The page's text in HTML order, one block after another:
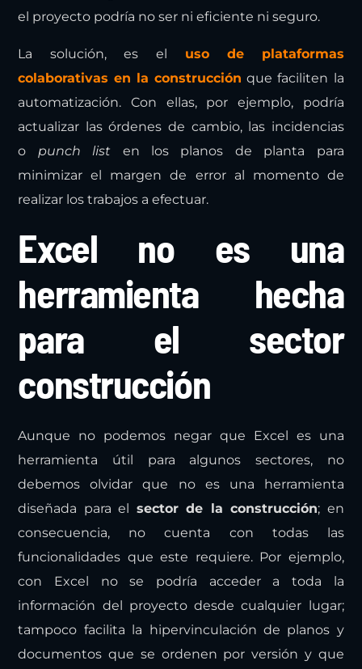
el proyecto podría no ser ni eficiente ni seguro.
La solución, es el uso de
plataformas
colaborativas en la construcción que faciliten la
automatización. Con ellas, por ejemplo, podría
actualizar las órdenes de cambio, las incidencias
o punch list en los planos de planta para
minimizar el margen de error al momento de
realizar los trabajos a efectuar.
Excel no es una
herramienta hecha
para el sector
construcción
Aunque no podemos negar que Excel es una
herramienta útil para algunos sectores, no
debemos olvidar que no es una herramienta
diseñada para el sector de la construcción; en
consecuencia, no cuenta con todas las
funcionalidades que este requiere. Por ejemplo,
con Excel no se podría acceder a toda la
información del proyecto desde cualquier lugar;
tampoco facilita la hipervinculación de planos y
documentos que se ordenen por versión y que